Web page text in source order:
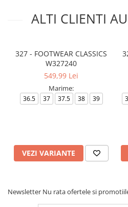
ALTI CLIENTI
327 - FOOTWEAR CLASSICS
W327240
549,99 Lei
Marime:
36.5 37 37.5 38 39
VEZI VARIANTE
Newsletter Nu rata ofertele si